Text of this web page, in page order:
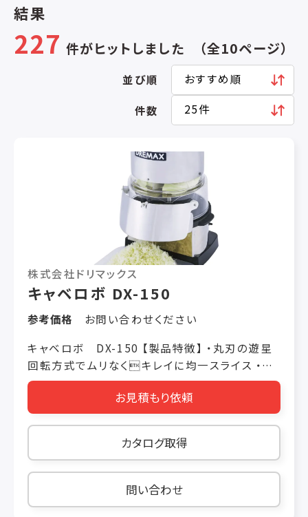
結果
227 件がヒットしました （全10ページ）
並び順
件数
株式会社ドリマックス
キャベロボ DX-150
参考価格
お問い合わせください
キャベロボ DX-150 【製品特徴】 ・丸刃の遊星
回転方式でムリなくキレイに均一スライス ・ふ
わっとした食感の良い千切りキャベツがあっと
いう間に完成 ・キャベツの自重で押していくので
切っている間、他の作業ができます。 ・キャベツの
千切り専用機です。 【製品仕様】 価格 税抜き
￥185,000 機械寸法 W390 × L400 ×
H470（mm） 投入口 φ 280 H170 定格消費電力
180/220W 50/60Hz 重量 15kg 使用時間 30
分 処理能力 キャベツ10玉/5 分 ※0.8mm 厚設
お見積もり依頼
カタログ取得
問い合わせ